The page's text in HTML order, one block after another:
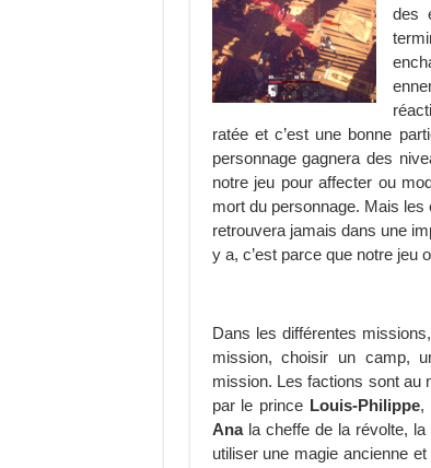
des
ratée et c’est une bonne
personnage gagnera des
notre jeu pour affecter ou
mort du personnage. Mais
retrouvera jamais dans une
y a, c’est parce que notre jeu
Dans les différentes
mission, choisir un camp,
mission. Les factions sont au
par le prince Louis-Philippe,
Anala cheffe de la révolte, la
utiliser une magie ancienne